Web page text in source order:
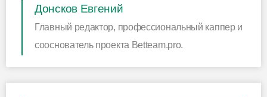
Донсков Евгений
Главный редактор, профессиональный каппер и
сооснователь проекта Betteam.pro.